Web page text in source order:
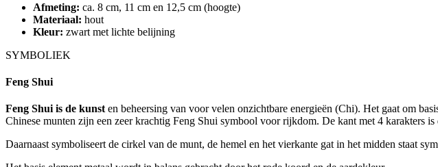
Afmeting: ca. 8 cm, 11 cm en 12,5 cm (hoogte)
Materiaal: hout
Kleur: zwart met lichte belijning
SYMBOLIEK
Feng Shui
Feng Shui is de kunsten beheersing van voor velen onzichtbare energieën (Chi). Het gaat om
Chinese munten zijn een zeer krachtig Feng Shui symbool voor rijkdom. De kant met 4 karakters is
Daarnaast symboliseert de cirkel van de munt, de hemel en het vierkante gat in het midden staat